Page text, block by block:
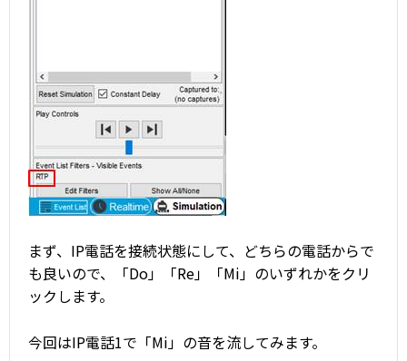
まず、IP電話を接続状態にして、どちらの電話からで
も良いので、「Do」「Re」「Mi」のいずれかをクリ
ックします。
今回はIP電話1で「Mi」の音を流してみます。